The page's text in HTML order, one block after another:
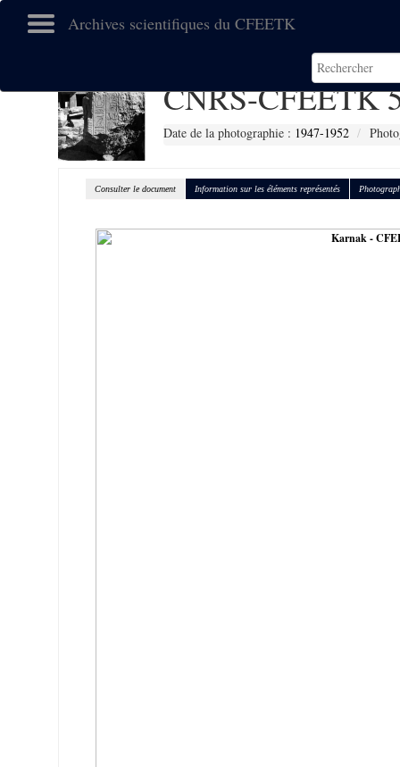
Archives scientifiques du CFEETK
CNRS-CFEETK
Date de la photographie : 1947-1952
Consulter le document Information sur les éléments représentés